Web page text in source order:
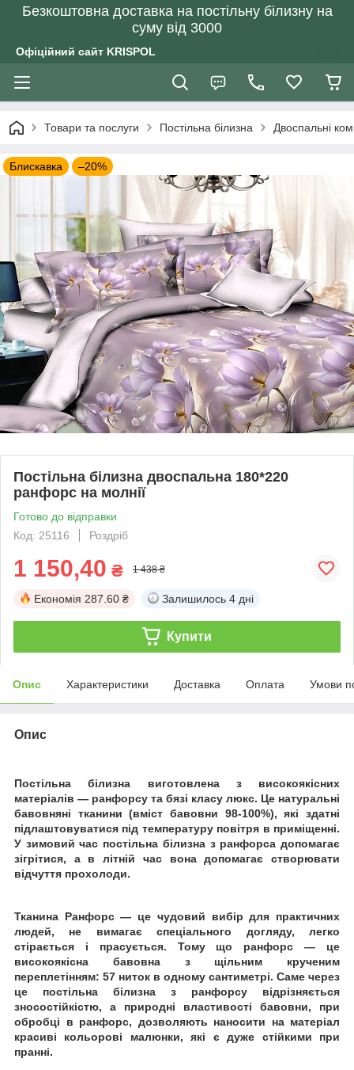
Безкоштовна доставка на постільну білизну на
суму від 3000
Офіційний сайт KRISPOL
Товари та послуги Постільна білизна Двоспальні
Блискавка –20%
Постільна білизна двоспальна 180*220
ранфорс на молнії
Готово до відправки
Код: 25116
Роздріб
1 150,40 ₴ 1 438 ₴
Економія 287.60 ₴ Залишилось 4 дні
Купити
Опис Характеристики Доставка Оплата Умови
Опис
Постільна білизна виготовлена з високоякісних
матеріалів ― ранфорсу та бязі класу люкс. Це натуральні
бавовняні тканини (вміст бавовни 98-100%), які здатні
підлаштовуватися під температуру повітря в приміщенні.
У зимовий час постільна білизна з ранфорса допомагає
зігрітися, а в літній час вона допомагає створювати
відчуття прохолоди.
Тканина Ранфорс ― це чудовий вибір для практичних
людей, не вимагає спеціального догляду, легко
стірається і прасується. Тому що ранфорс ― це
високоякісна бавовна з щільним крученим
переплетінням: 57 ниток в одному сантиметрі. Саме через
це постільна білизна з ранфорсу відрізняється
зносостійкістю, а природні властивості бавовни, при
обробці в ранфорс, дозволяють наносити на матеріал
красиві кольорові малюнки, які є дуже стійкими при
пранні.